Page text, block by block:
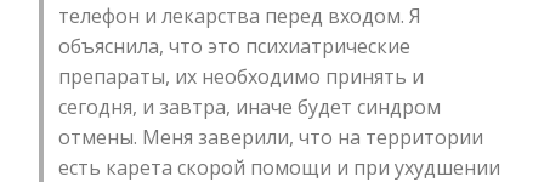
телефон и лекарства перед входом. Я
объяснила, что это психиатрические
препараты, их необходимо принять и
сегодня, и завтра, иначе будет синдром
отмены. Меня заверили, что на территории
есть карета скорой помощи и при ухудшении